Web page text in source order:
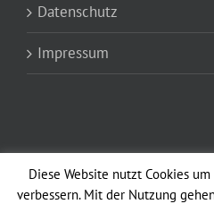
Datenschutz
Impressum
Diese Website nutzt Cookies
verbessern. Mit der Nutzung